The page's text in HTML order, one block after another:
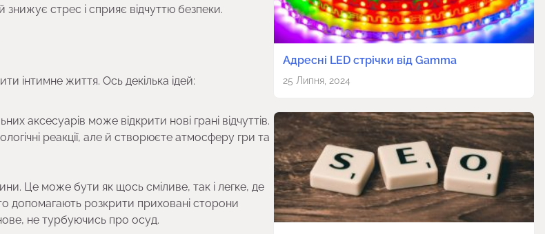
стрес і сприяє відчуттю безпеки.
інтимне життя. Ось декілька ідей:
аксесуарів може відкрити нові грані відчуттів.
реакції, але й створюєте атмосферу гри та
Це може бути як щось сміливе, так і легке, де
допомагають розкрити приховані сторони
не турбуючись про осуд.
Адресні LED стрічки від Gamma
25 Липня, 2024